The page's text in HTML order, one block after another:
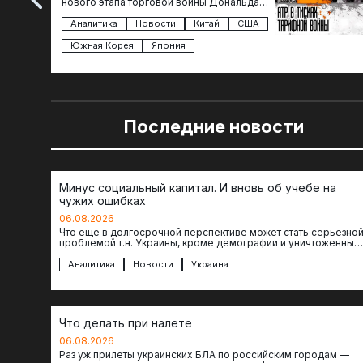
импорта из более 100 стран…
Аналитика Новости Китай
США
Южная Корея
Япония
Последние новости
Минус социальный капитал. И вновь об учебе на
чужих ошибках
06.08.2026
Что еще в долгосрочной перспективе может стать серьезной
проблемой т.н. Украины, кроме демографии и уничтоженных
Аналитика Новости Украина
Что делать при налете
06.08.2026
Раз уж прилеты украинских БЛА по российским городам —